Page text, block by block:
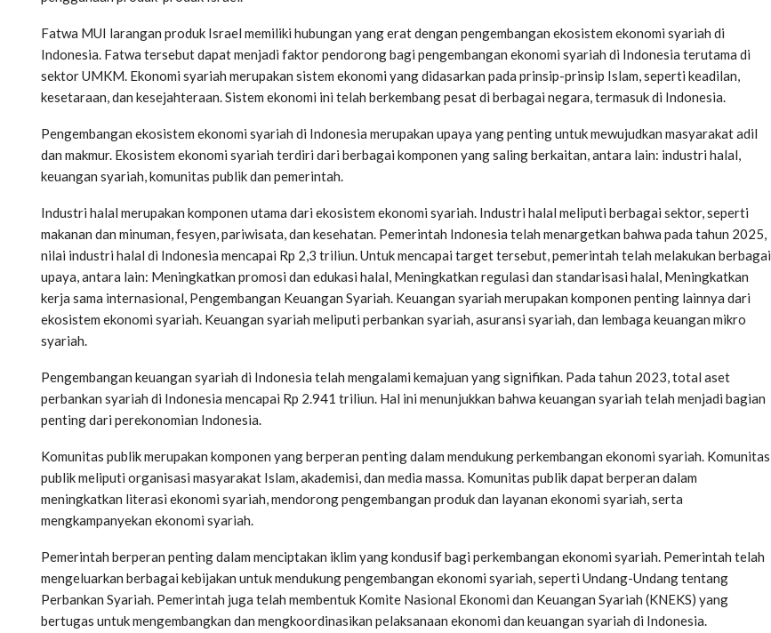
Fatwa MUI larangan produk Israel memiliki hubungan yang erat dengan pengembangan ekosistem ekonomi syariah di
Indonesia. Fatwa tersebut dapat menjadi faktor pendorong bagi pengembangan ekonomi syariah di Indonesia terutama di
sektor UMKM. Ekonomi syariah merupakan sistem ekonomi yang didasarkan pada prinsip-prinsip Islam, seperti keadilan,
kesetaraan, dan kesejahteraan. Sistem ekonomi ini telah berkembang pesat di berbagai negara, termasuk di Indonesia.
Pengembangan ekosistem ekonomi syariah di Indonesia merupakan upaya yang penting untuk mewujudkan masyarakat adil
dan makmur. Ekosistem ekonomi syariah terdiri dari berbagai komponen yang saling berkaitan, antara lain: industri halal,
keuangan syariah, komunitas publik dan pemerintah.
Industri halal merupakan komponen utama dari ekosistem ekonomi syariah. Industri halal meliputi berbagai sektor, seperti
makanan dan minuman, fesyen, pariwisata, dan kesehatan. Pemerintah Indonesia telah menargetkan bahwa pada tahun 2025,
nilai industri halal di Indonesia mencapai Rp 2,3 triliun. Untuk mencapai target tersebut, pemerintah telah melakukan berbagai
upaya, antara lain: Meningkatkan promosi dan edukasi halal, Meningkatkan regulasi dan standarisasi halal, Meningkatkan
kerja sama internasional, Pengembangan Keuangan Syariah. Keuangan syariah merupakan komponen penting lainnya dari
ekosistem ekonomi syariah. Keuangan syariah meliputi perbankan syariah, asuransi syariah, dan lembaga keuangan mikro
syariah.
Pengembangan keuangan syariah di Indonesia telah mengalami kemajuan yang signifikan. Pada tahun 2023, total aset
perbankan syariah di Indonesia mencapai Rp 2.941 triliun. Hal ini menunjukkan bahwa keuangan syariah telah menjadi bagian
penting dari perekonomian Indonesia.
Komunitas publik merupakan komponen yang berperan penting dalam mendukung perkembangan ekonomi syariah. Komunitas
publik meliputi organisasi masyarakat Islam, akademisi, dan media massa. Komunitas publik dapat berperan dalam
meningkatkan literasi ekonomi syariah, mendorong pengembangan produk dan layanan ekonomi syariah, serta
mengkampanyekan ekonomi syariah.
Pemerintah berperan penting dalam menciptakan iklim yang kondusif bagi perkembangan ekonomi syariah. Pemerintah telah
mengeluarkan berbagai kebijakan untuk mendukung pengembangan ekonomi syariah, seperti Undang-Undang tentang
Perbankan Syariah. Pemerintah juga telah membentuk Komite Nasional Ekonomi dan Keuangan Syariah (KNEKS) yang
bertugas untuk mengembangkan dan mengkoordinasikan pelaksanaan ekonomi dan keuangan syariah di Indonesia.